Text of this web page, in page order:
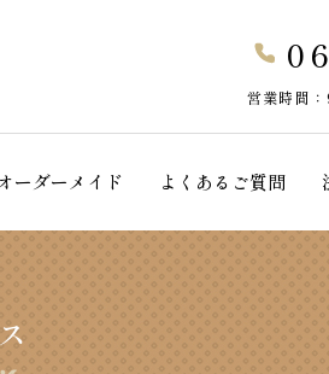
営業時間
だわり
ド
ダウン）
ーダーメイド よくあるご質問